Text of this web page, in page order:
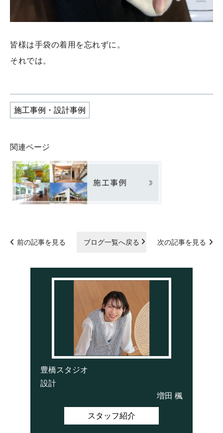
皆様は手袋の着用を忘れずに。
それでは。
施工事例・設計事例
関連ページ
前の記事を見る ブログ一覧へ戻る 次の記事を見る
豊橋スタジオ
設計
増田 楓
スタッフ紹介